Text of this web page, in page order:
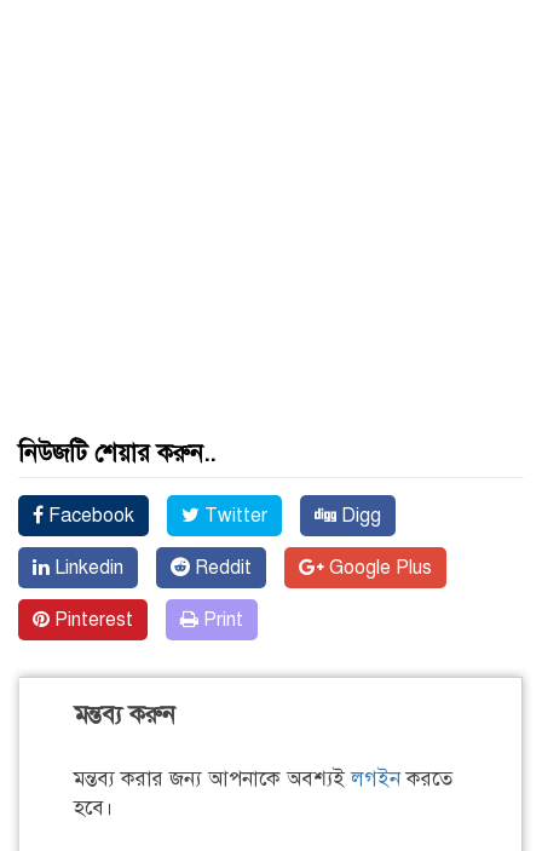
নিউজটি শেয়ার করুন..
Facebook Twitter Digg
Linkedin Reddit Google Plus
Pinterest Print
মন্তব্য করুন
মন্তব্য করার জন্য আপনাকে অবশ্যইলগইনকরতে
হবে।